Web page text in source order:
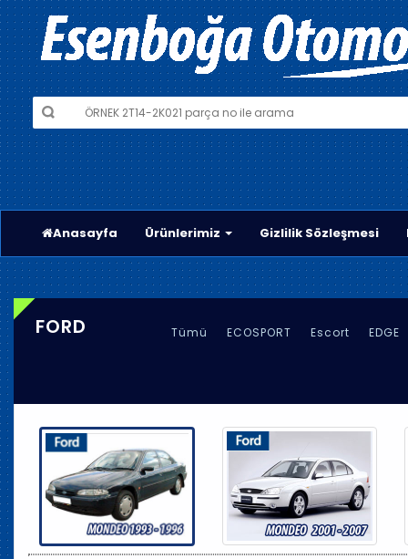
Anasayfa Ürünlerimiz Gizlilik Sözleşmesi
FORD Tümü ECOSPORT Escort EDGE